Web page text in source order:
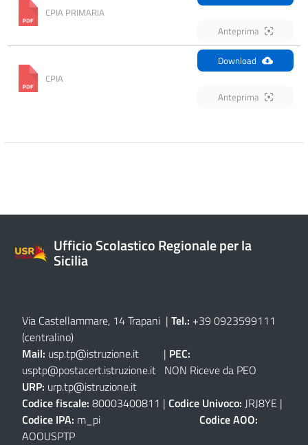
CPIA PRIMARIA
Anteprima
CPIA
Download
Anteprima
Ufficio Scolastico Regionale per la
Sicilia
Via Castellammare, 14 Trapani | Tel.: +39 0923599111
(centralino)
Mail: usp.tp@istruzione.it | PEC:
usptp@postacert.istruzione.it NON Riceve da PEO
URP: urp.tp@istruzione.it
Codice fiscale: 80003400811 | Codice Univoco: JRJ8YE |
Codice IPA: m_pi Codice AOO:
AOOUSPTP